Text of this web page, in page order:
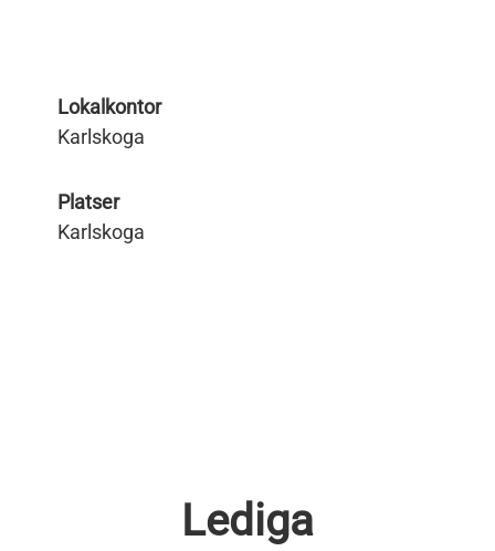
Lokalkontor
Karlskoga
Platser
Karlskoga
Lediga